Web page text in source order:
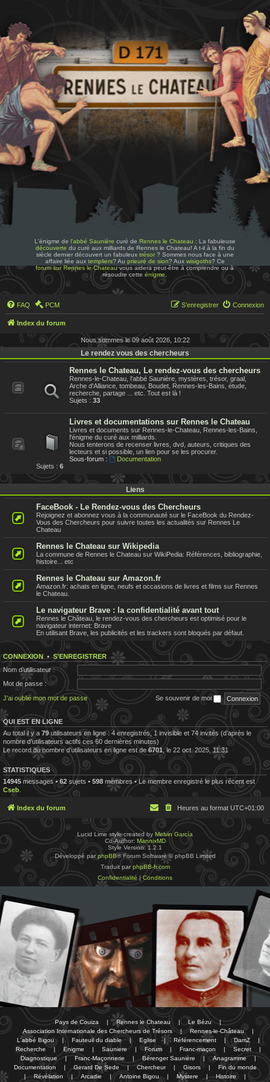
L'énigme de l'abbé Saunière curé de Rennes le Chateau : La fabuleuse
découverte du curé aux milliards de Rennes le Chateau! A t-il à la fin du
siècle dernier découvert un fabuleux trésor? Sommes nous face à une
affaire liée aux templiers? Au prieuré de sion? Aux wisigoths? Ce
forum sur Rennes le Chateauvous aidera peut-être à comprendre ou à
résoudre cetteénigme
FAQ PCM Connexion
S’enregistrer
Index du forum
Nous sommes le 09 août 2026, 10:22
Le rendez vous des chercheurs
Rennes le Chateau, Le rendez-vous des chercheurs
Rennes-le-Chateau, l'abbé Saunière, mystères, trésor, graal,
Arche d'Alliance, tombeau, Boudet, Rennes-les-Bains, étude,
recherche, partage ... etc. Tout est là !
Sujets : 33
Livres et documentations sur Rennes le Chateau
Livres et documents sur Rennes-le-Chateau, Rennes-les-Bains,
l'énigme du curé aux milliards.
Nous tenterons de recenser livres, dvd, auteurs, critiques des
lecteurs et si possible, un lien pour se les procurer.
Sous-forum :
Documentation
Sujets : 6
Liens
FaceBook - Le Rendez-vous des Chercheurs
Rejoignez et abonnez vous à la communauté sur le FaceBook du Rendez-
Vous des Chercheurs pour suivre toutes les actualités sur Rennes Le
Chateau
Rennes le Chateau sur Wikipedia
La commune de Rennes le Chateau sur WikiPedia: Références, bibliographie,
histoire... etc
Rennes le Chateau sur Amazon.fr
Amazon.fr: achats en ligne, neufs et occasions de livres et films sur Rennes
le Chateau.
Le navigateur Brave : la confidentialité avant tout
Rennes le Château, le rendez-vous des chercheurs est optimisé pour le
navigateur internet: Brave
En utilisant Brave, les publicités et les trackers sont bloqués par défaut.
CONNEXION •S’ENREGISTRER
Nom d’utilisateur :
Mot de passe :
J’ai oublié mon mot de passe
Se souvenir de moi
QUI EST EN LIGNE
Au total il y a 79utilisateurs en ligne : 4 enregistrés, 1 invisible et 74 invités (d’après le
nombre d’utilisateurs actifs ces 60 dernières minutes)
Le record du nombre d’utilisateurs en ligne est de6701, le 22 oct. 2025, 11:31
STATISTIQUES
14945 messages •62 sujets • 598 membres • Le membre enregistré le plus récent est
Cseb
Index du forum Heures au format UTC+01:00
Lucid Lime style created by Melvin García
Co-Author: MannixMD
Style Version: 1.2.1
Développé parphpBB® Forum Software © phpBB Limited
Traduit parphpBB-fr.com
Confidentialité |Conditions
Pays de Couiza | Rennes le Chateau | Le Bézu
|
Association Internationale des Chercheurs de Trésors
| Rennes-le-Château
|
L'abbé Bigou
| Fauteuil du diable | Eglise | Référencement | DamZ
|
Recherche
| Enigme | Sauniere | Forum | Franc-maçon | Secret
|
Diagnostique
| Franc-Maçonnerie | Bérenger Saunière | Anagramme
|
Documentation
| Gerard De Sede | Chercheur | Gisors |
Fin du monde
|
Révélation | Arcadie | Antoine Bigou | Mystere | Histoire |